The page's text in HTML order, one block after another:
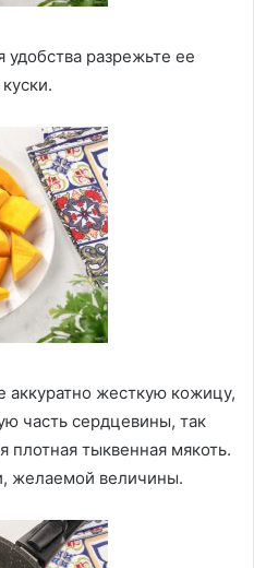
удобства разрежьте ее
аккуратно жесткую кожицу,
часть сердцевины, так
плотная тыквенная мякоть.
желаемой величины.